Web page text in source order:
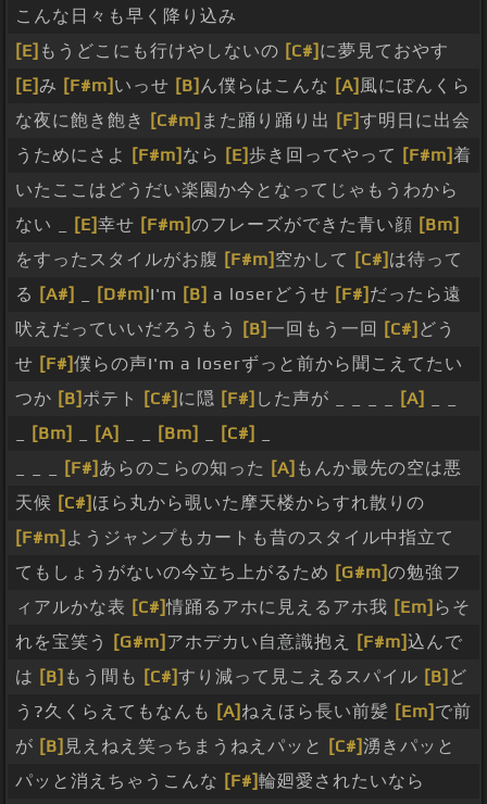
こんな日々も早く降り込み
[E] もうどこにも行けやしないの [C#] に夢見ておやす
[E]み [F#m] いっせ [B] ん僕らはこんな [A] 風にぼんくら
な夜に飽き飽き
[C#m] また踊り踊り出 [F]す明日に出会
うためにさよ
[F#m] なら [E]歩き回ってやって [F#m]着
いたここはどうだい楽園か今となってじゃもうわから
ない _
[E]幸せ [F#m]のフレーズができた青い顔 [Bm]
をすったスタイルがお腹 [F#m] 空かして [C#] は待って
る [A#] [D#m] I'm [B] a loserどうせ [F#] だったら遠
吠えだっていいだろうもう
[B]一回もう一回 [C#] どう
せ [F#]僕らの声I'm a loserずっと前から聞こえてたい
つか [B] ポテト [C#] に隠 [F#] した声が _ _ _ _ [A]
[Bm] [A] [Bm] [C#]
[F#] あらのこらの知った [A] もんか最先の空は悪
天候 [C#] ほら丸から覗いた摩天楼からすれ散りの
[F#m] ようジャンプもカートも昔のスタイル中指立て
てもしょうがないの今立ち上がるため [G#m]の勉強フ
ィアルかな表 [C#]情踊るアホに見えるアホ我 [Em] らそ
れを宝笑う
[G#m] アホデカい自意識抱え [F#m]込んで
は [B] もう間も [C#]すり減って見こえるスパイル [B] ど
う?久くらえてもなんも [A] ねえほら長い前髪 [Em] で前
が [B] 見えねえ笑っちまうねえパッと [C#]湧きパッと
パッと消えちゃうこんな [F#]輪廻愛されたいなら